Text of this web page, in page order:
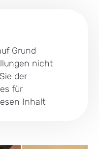
Grund
nicht
der
für
Inhalt